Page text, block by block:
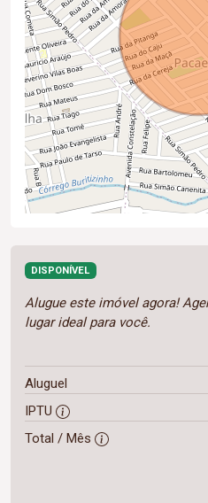
DISPONÍVEL
Alugue este imóvel agora!
lugar ideal para você.
Aluguel
IPTU
Total / Mês